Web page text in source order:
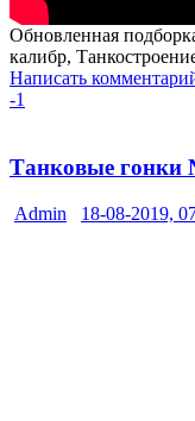
Обновленная
калибр,
Написать
-1
Танковые гонки
Admin 18-08-2019,